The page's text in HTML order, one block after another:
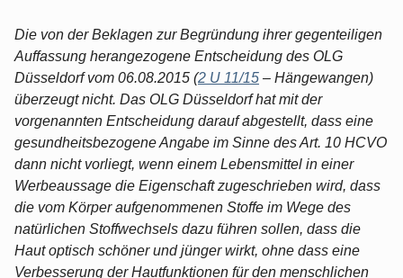
Die von der Beklagen zur Begründung ihrer gegenteiligen
Auffassung herangezogene Entscheidung des OLG
Düsseldorf vom 06.08.2015 (2 U 11/15 – Hängewangen)
überzeugt nicht. Das OLG Düsseldorf hat mit der
vorgenannten Entscheidung darauf abgestellt, dass eine
gesundheitsbezogene Angabe im Sinne des Art. 10 HCVO
dann nicht vorliegt, wenn einem Lebensmittel in einer
Werbeaussage die Eigenschaft zugeschrieben wird, dass
die vom Körper aufgenommenen Stoffe im Wege des
natürlichen Stoffwechsels dazu führen sollen, dass die
Haut optisch schöner und jünger wirkt, ohne dass eine
Verbesserung der Hautfunktionen für den menschlichen